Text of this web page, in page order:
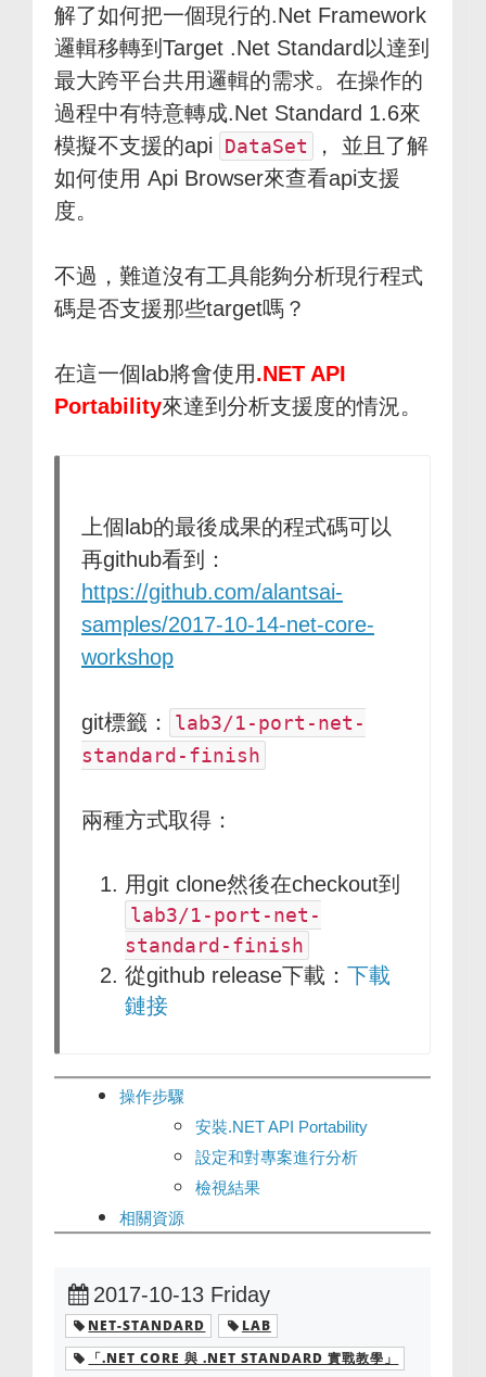
解了如何把一個現行的.Net Framework
邏輯移轉到Target .Net Standard以達到
最大跨平台共用邏輯的需求。在操作的
過程中有特意轉成.Net Standard 1.6來
模擬不支援的api
DataSet
， 並且了解
如何使用 Api Browser來查看api支援
度。
不過，難道沒有工具能夠分析現行程式
碼是否支援那些target嗎？
在這一個lab將會使用.NET API
Portability來達到分析支援度的情況。
上個lab的最後成果的程式碼可以
再github看到：
https://github.com/alantsai-
samples/2017-10-14-net-core-
workshop
git標籤：
lab3/1-port-net-
standard-finish
兩種方式取得：
用git clone然後在checkout到
lab3/1-port-net-
standard-finish
從github release下載： 下載
鏈接
操作步驟
安裝.NET API Portability
設定和對專案進行分析
檢視結果
相關資源
2017-10-13 Friday
NET-STANDARD
LAB
「.NET CORE 與 .NET STANDARD 實戰教學」